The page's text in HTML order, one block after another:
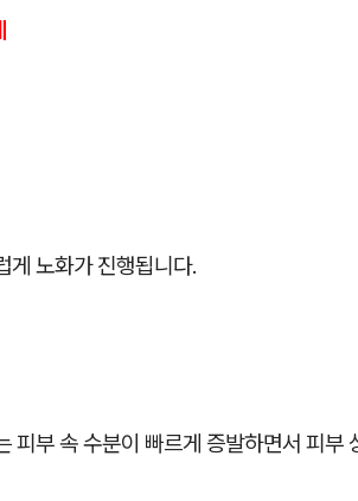
게 노화가 진행됩니다.
피부 속 수분이 빠르게 증발하면서 피부